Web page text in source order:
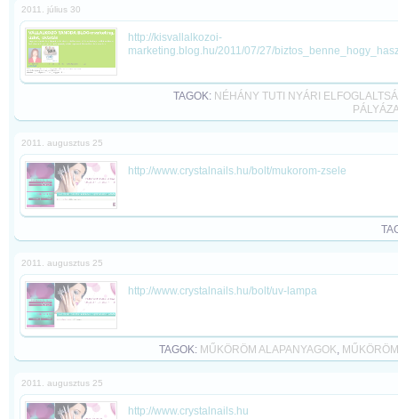
2011. július 30
http://kisvallalkozoi-
marketing.blog.hu/2011/07/27/
TAGOK: NÉHÁNY TUTI NYÁRI
2011. augusztus 25
http://www.crystalnails.hu/bolt/mukorom-zsele
2011. augusztus 25
http://www.crystalnails.hu/bolt/uv-lampa
TAGOK: MŰKÖRÖM ALAPANYAGOK,
2011. augusztus 25
http://www.crystalnails.hu